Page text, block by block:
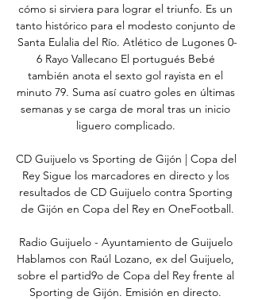
cómo si sirviera para lograr el triunfo. Es un
tanto histórico para el modesto conjunto de
Santa Eulalia del Río. Atlético de Lugones 0-
6 Rayo Vallecano El portugués Bebé
también anota el sexto gol rayista en el
minuto 79. Suma así cuatro goles en últimas
semanas y se carga de moral tras un inicio
liguero complicado.
CD Guijuelo vs Sporting de Gijón | Copa del
Rey Sigue los marcadores en directo y los
resultados de CD Guijuelo contra Sporting
de Gijón en Copa del Rey en OneFootball.
Radio Guijuelo - Ayuntamiento de Guijuelo
Hablamos con Raúl Lozano, ex del Guijuelo,
sobre el partid9o de Copa del Rey frente al
Sporting de Gijón. Emisión en directo.